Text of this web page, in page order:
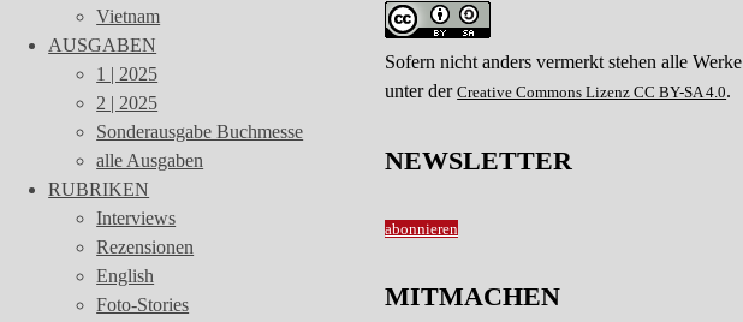
Vietnam
AUSGABEN
1 | 2025
2 | 2025
Sonderausgabe Buchmesse
alle Ausgaben
RUBRIKEN
Interviews
Rezensionen
English
Foto-Stories
Sofern nicht anders vermerkt stehen alle Werke
unter derCreative Commons Lizenz CC BY-SA 4.0.
NEWSLETTER
abonnieren
MITMACHEN